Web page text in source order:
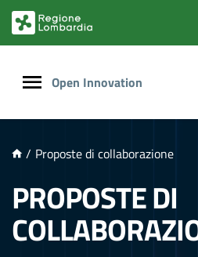
PRINCIPALE
Open Innovation
/ Proposte di collaborazione
PROPOSTE DI